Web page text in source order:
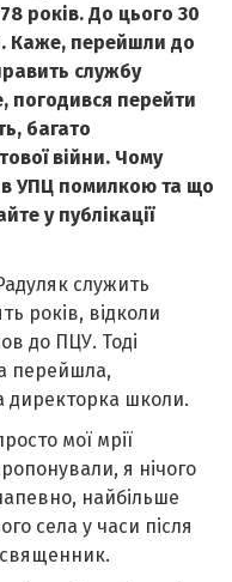
років. До цього 30
Каже, перейшли до
службу
погодився перейти
багато
війни. Чому
в УПЦ помилкою та що
у публікації
служить
років, відколи
до ПЦУ. Тоді
перейшла,
директорка школи.
мої мрії
я нічого
найбільше
села у часи після
священник.